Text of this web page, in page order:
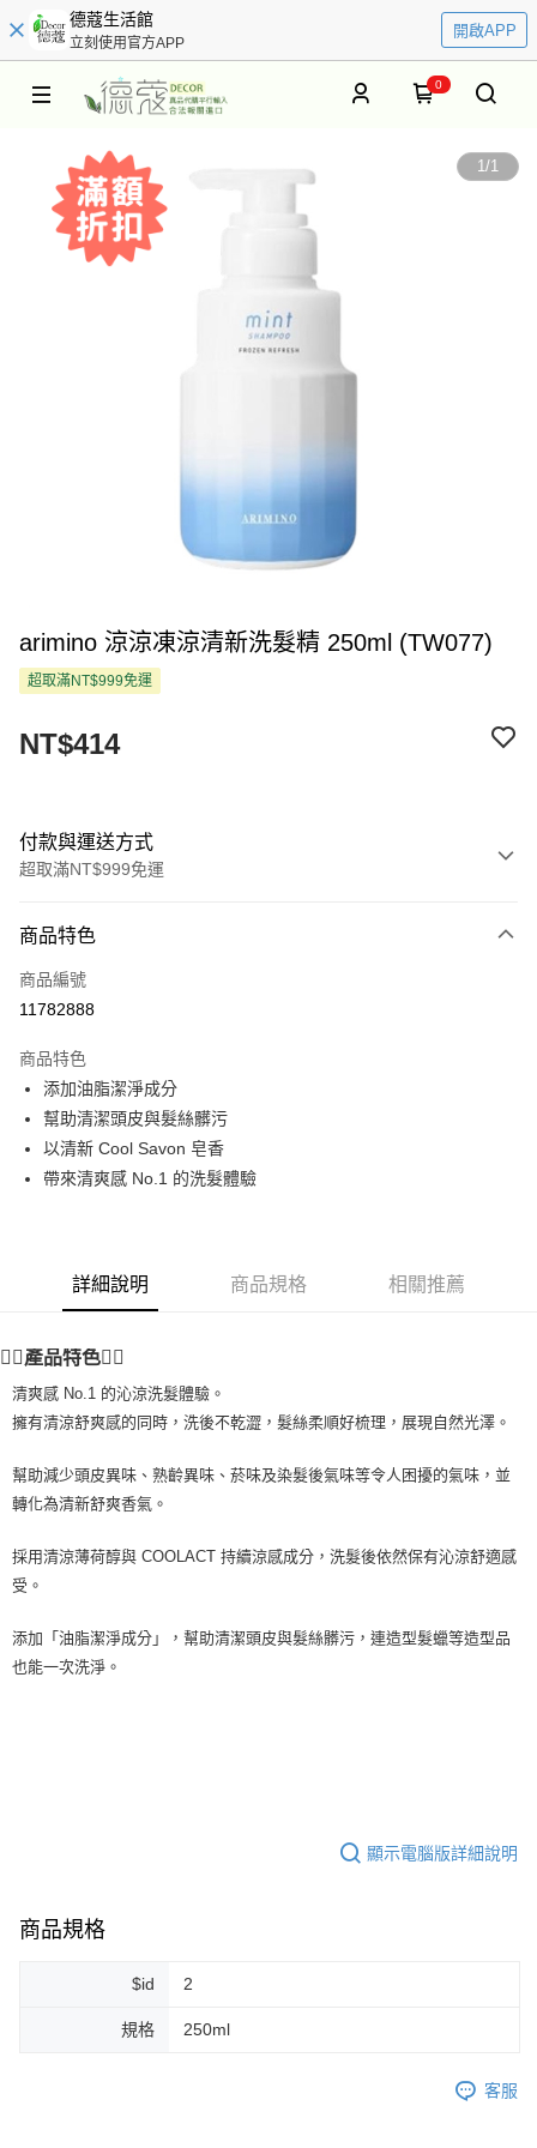
德蔻生活館
立刻使用官方APP
開啟APP
0
1/1
arimino 涼涼凍涼清新洗髮精 250ml (TW077)
超取滿NT$999免運
NT$414
付款與運送方式
超取滿NT$999免運
信用卡一次付款
超商取貨付款
Apple Pay
街口支付
悠遊付
全家取貨付款
每筆NT$80，滿NT$999(含以上)免運費
全家純取貨 (先付款
每筆NT$80，滿NT$999(含以上)免運費
7-11取貨付款
7-11純取貨 (先付款
宅配
商品特色
商品編號
11782888
商品特色
添加油脂潔淨成分
幫助清潔頭皮與髮絲髒污
以清新 Cool Savon 皂香
帶來清爽感 No.1 的洗髮體驗
詳細說明 商品規格 相關推薦
💆‍♀️產品特色💆‍♀️
清爽感 No.1 的沁涼洗髮體驗。
擁有清涼舒爽感的同時，洗後不乾澀，髮絲柔順好梳理，展現自然光澤。
幫助減少頭皮異味、熟齡異味、菸味及染髮後氣味等令人困擾的氣味，並
轉化為清新舒爽香氣。
採用清涼薄荷醇與 COOLACT 持續涼感成分，洗髮後依然保有沁涼舒適感
受。
添加「油脂潔淨成分」，幫助清潔頭皮與髮絲髒污，連造型髮蠟等造型品
也能一次洗淨。
顯示電腦版詳細說明
商品規格
$id 2
規格 250ml
客服